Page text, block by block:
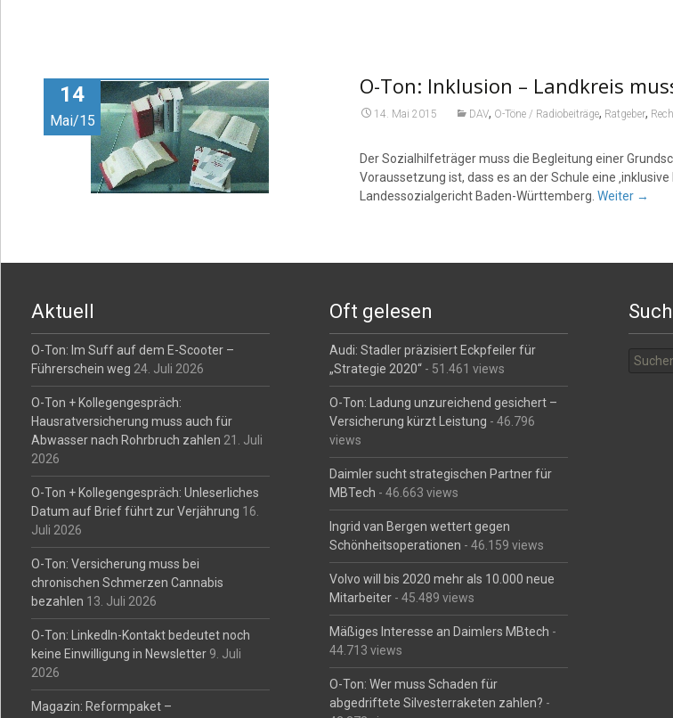
14
Mai/15
O-Ton: Inklusion – Landkreis
14. Mai 2015 DAV, O-Töne / Radiobeiträge, Ratgeber,
Der Sozialhilfeträger muss die Begleitung einer
Voraussetzung ist, dass es an der Schule eine
Landessozialgericht Baden-Württemberg. Weiter →
Aktuell
O-Ton: Im Suff auf dem E-Scooter –
Führerschein weg 24. Juli 2026
O-Ton + Kollegengespräch:
Hausratversicherung muss auch für
Abwasser nach Rohrbruch zahlen 21. Juli
2026
O-Ton + Kollegengespräch: Unleserliches
Datum auf Brief führt zur Verjährung 16.
Juli 2026
O-Ton: Versicherung muss bei
chronischen Schmerzen Cannabis
bezahlen 13. Juli 2026
O-Ton: LinkedIn-Kontakt bedeutet noch
keine Einwilligung in Newsletter 9. Juli
2026
Magazin: Reformpaket –
Oft gelesen
Audi: Stadler präzisiert Eckpfeiler für
„Strategie 2020“ - 51.461 views
O-Ton: Ladung unzureichend gesichert –
Versicherung kürzt Leistung - 46.796
views
Daimler sucht strategischen Partner für
MBTech - 46.663 views
Ingrid van Bergen wettert gegen
Schönheitsoperationen - 46.159 views
Volvo will bis 2020 mehr als 10.000 neue
Mitarbeiter - 45.489 views
Mäßiges Interesse an Daimlers MBtech -
44.713 views
O-Ton: Wer muss Schaden für
abgedriftete Silvesterraketen zahlen? -
nach: